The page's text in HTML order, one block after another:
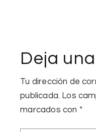
Deja
Tu dirección de
publicada. Los
marcados con *